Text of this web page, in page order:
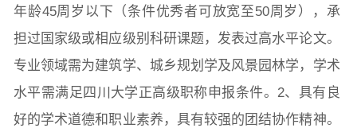
年龄45周岁以下（条件优秀者可放宽至50周岁），承
担过国家级或相应级别科研课题，发表过高水平论文。
专业领域需为建筑学、城乡规划学及风景园林学，学术
水平需满足四川大学正高级职称申报条件。2、具有良
好的学术道德和职业素养，具有较强的团结协作精神。